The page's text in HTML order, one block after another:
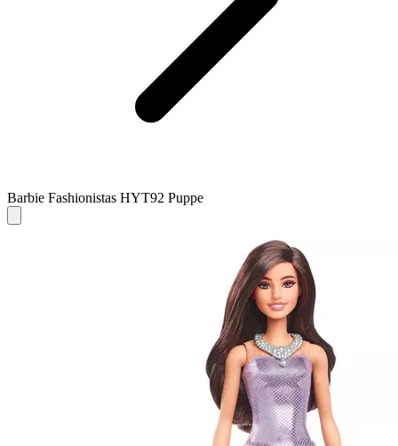
Barbie Fashionistas HYT92 Puppe